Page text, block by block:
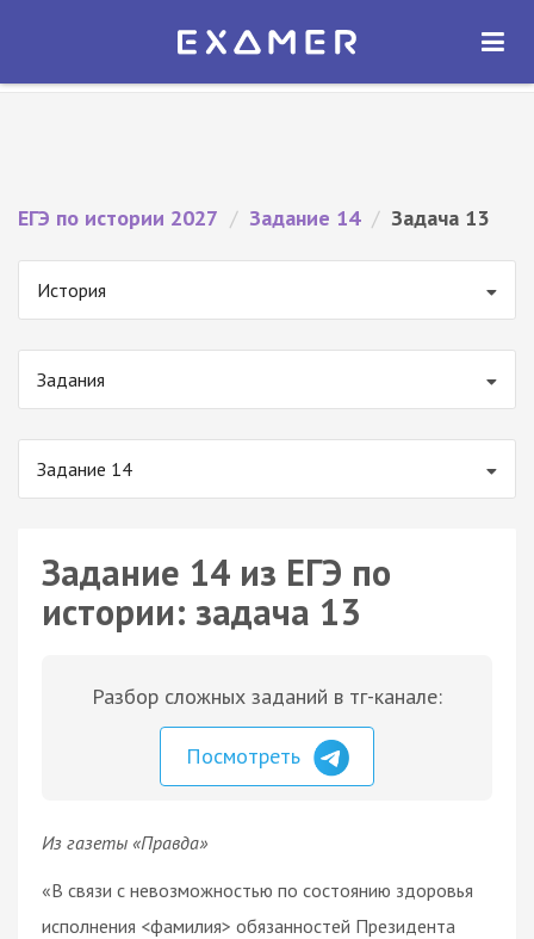
Экзамер — ЕГЭ 2027
ОТКРЫТЬ
ЕГЭ по истории 2027 / Задание 14 / Задача 13
История
Задания
Задание 14
Задание 14 из ЕГЭ по
истории: задача 13
Разбор сложных заданий в тг-канале:
Посмотреть
Из газеты «Правда»
«В связи с невозможностью по состоянию здоровья
исполнения <фамилия> обязанностей Президента